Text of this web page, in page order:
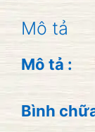
Mô tả
Mô tả :
Bình